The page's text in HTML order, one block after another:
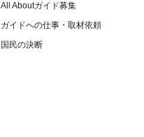
All Aboutガイド募集
ガイドへの仕事・取材依頼
国民の決断